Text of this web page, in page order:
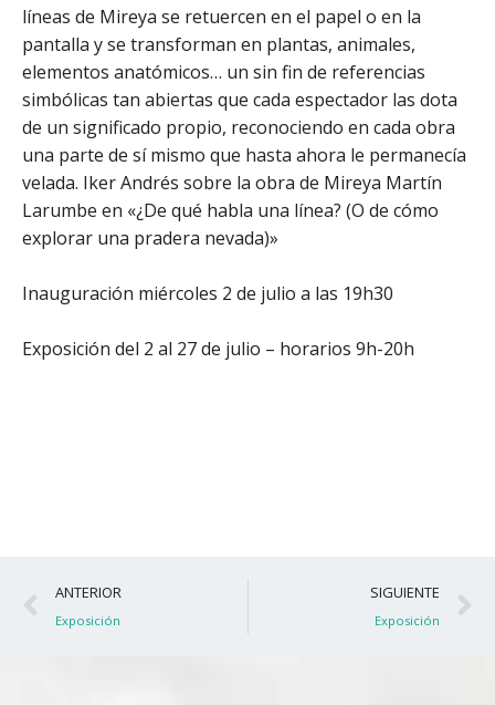
líneas de Mireya se retuercen en el papel o en la
pantalla y se transforman en plantas, animales,
elementos anatómicos… un sin fin de referencias
simbólicas tan abiertas que cada espectador las dota
de un significado propio, reconociendo en cada obra
una parte de sí mismo que hasta ahora le permanecía
velada. Iker Andrés sobre la obra de Mireya Martín
Larumbe en «¿De qué habla una línea? (O de cómo
explorar una pradera nevada)»
Inauguración miércoles 2 de julio a las 19h30
Exposición del 2 al 27 de julio – horarios 9h-20h
Ant
ANTERIOR
Exposición
SIGUIENTE
Exposición